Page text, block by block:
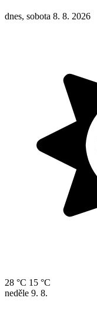
dnes, sobota 8. 8. 2026
28 °C 15 °C
neděle 9. 8.